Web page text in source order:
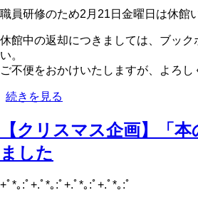
学
習
室
の
利
に
い
て
の
職員研修のため2月21日金曜日は休館
休館中の返却につきましては、ブック
い。
ご不便をおかけいたしますが、よろし
臨
休
館
の
知
続きを見る
【クリスマス企画】「
ました
+ﾟ*｡:ﾟ+.ﾟ*｡:ﾟ+.ﾟ*｡:ﾟ+.ﾟ*｡:ﾟ